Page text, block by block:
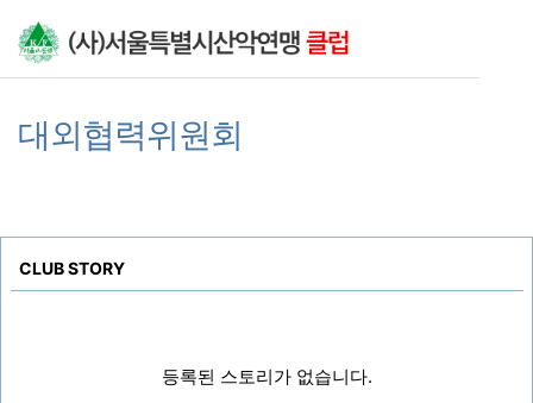
상단 네비
대외협력위원회
CLUB STORY
등록된 스토리가 없습니다.